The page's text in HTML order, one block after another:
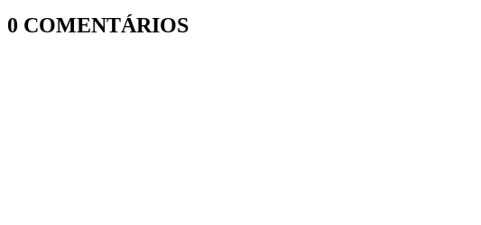
0 COMENTÁRIOS